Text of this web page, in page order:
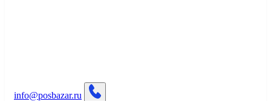
info@posbazar.ru